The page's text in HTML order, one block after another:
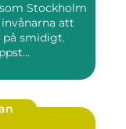
Stockholm
att
på smidigt.